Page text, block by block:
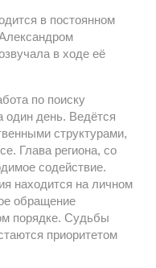
в постоянном
в ходе её
по поиску
один день. Ведётся
структурами,
Глава региона, со
содействие.
находится на личном
обращение
порядке. Судьбы
приоритетом